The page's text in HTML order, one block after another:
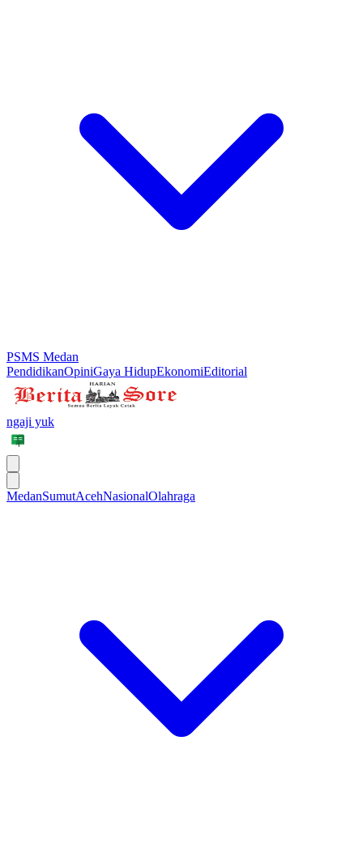
PSMS Medan
PendidikanOpiniGaya HidupEkonomiEditorial
ngaji yuk
MedanSumutAcehNasionalOlahraga